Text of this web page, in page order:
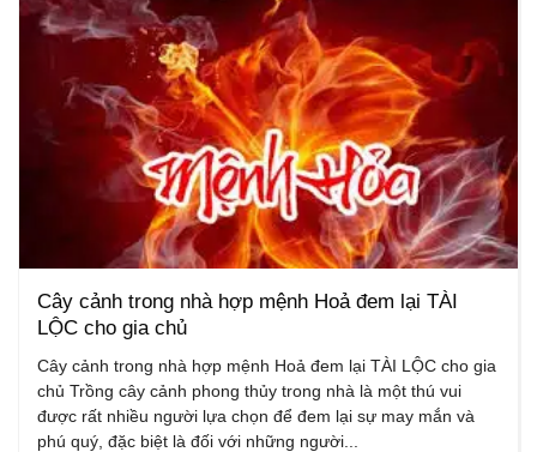
Cây cảnh trong nhà hợp mệnh Hoả đem lại TÀI
LỘC cho gia chủ
Cây cảnh trong nhà hợp mệnh Hoả đem lại TÀI LỘC cho gia
chủ Trồng cây cảnh phong thủy trong nhà là một thú vui
được rất nhiều người lựa chọn để đem lại sự may mắn và
phú quý, đặc biệt là đối với những người...